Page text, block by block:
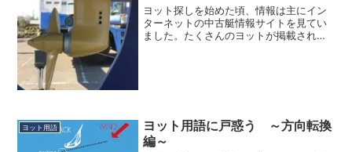
ヨット探しを始めた頃、情報は主にイン
ターネットの中古艇情報サイトを見てい
ました。たくさんのヨットが掲載されて
ヨット用語
ヨット用語に戸惑う ～方向転換
編～